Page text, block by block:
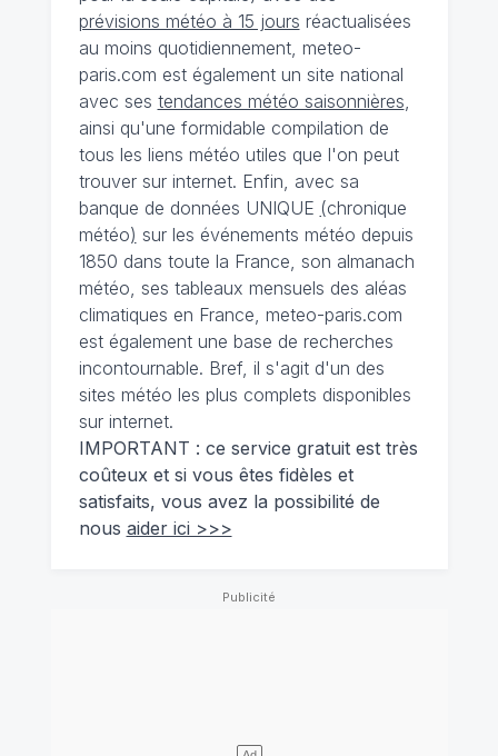
prévisions météo à 15 jours réactualisées
au moins quotidiennement, meteo-
paris.com est également un site national
avec ses tendances météo saisonnières,
ainsi qu'une formidable compilation de
tous les liens météo utiles que l'on peut
trouver sur internet. Enfin, avec sa
banque de données UNIQUE (chronique
météo) sur les événements météo depuis
1850 dans toute la France, son almanach
météo, ses tableaux mensuels des aléas
climatiques en France, meteo-paris.com
est également une base de recherches
incontournable. Bref, il s'agit d'un des
sites météo les plus complets disponibles
sur internet.
IMPORTANT : ce service gratuit est très
coûteux et si vous êtes fidèles et
satisfaits, vous avez la possibilité de
nous aider ici >>>